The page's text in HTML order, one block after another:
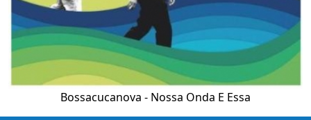
Bossacucanova - Nossa Onda E Essa